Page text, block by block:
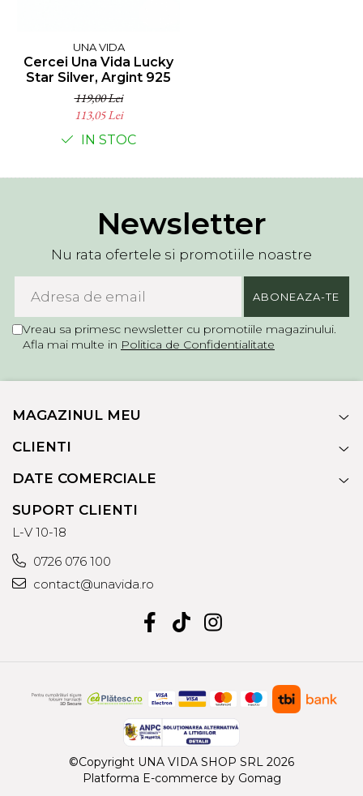
UNA VIDA
Cercei Una Vida Lucky
Star Silver, Argint 925
119,00 Lei
113,05 Lei
IN STOC
Newsletter
Nu rata ofertele si promotiile noastre
Vreau sa primesc newsletter cu promotiile magazinului.
Afla mai multe in Politica de Confidentialitate
MAGAZINUL MEU
CLIENTI
DATE COMERCIALE
SUPORT CLIENTI
L-V 10-18
0726 076 100
contact@unavida.ro
©Copyright UNA VIDA SHOP SRL 2026
Platforma E-commerce by Gomag